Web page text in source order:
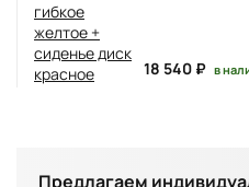
18 540 ₽ в
Предлагаем